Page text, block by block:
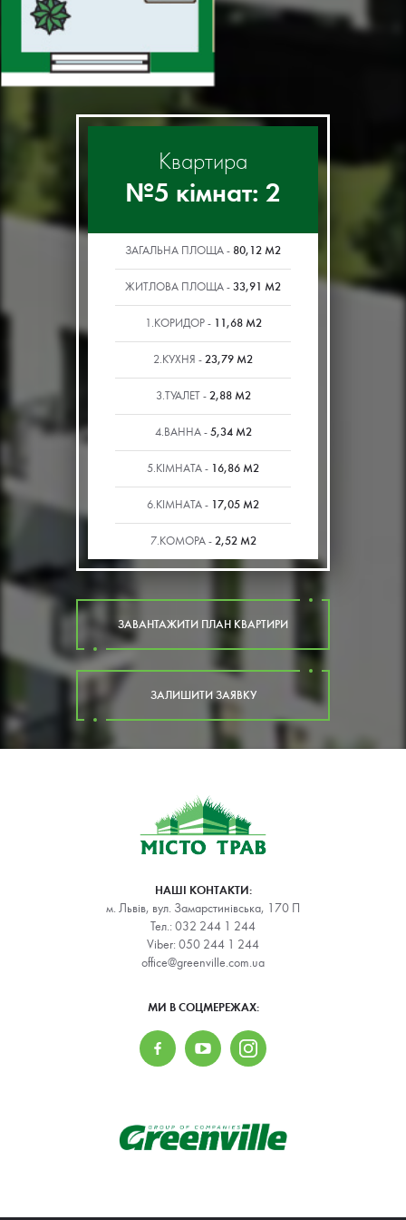
Квартира
№5 кімнат: 2
ЗАГАЛЬНА ПЛОЩА - 80,12 М2
ЖИТЛОВА ПЛОЩА - 33,91 М2
1.КОРИДОР - 11,68 М2
2.КУХНЯ - 23,79 М2
3.ТУАЛЕТ - 2,88 М2
4.ВАННА - 5,34 М2
5.КІМНАТА - 16,86 М2
6.КІМНАТА - 17,05 М2
7.КОМОРА - 2,52 М2
ЗАВАНТАЖИТИ ПЛАН КВАРТИРИ
ЗАЛИШИТИ ЗАЯВКУ
НАШІ КОНТАКТИ:
м. Львів, вул. Замарстинівська, 170 П
Тел.: 032 244 1 244
Viber: 050 244 1 244
office@greenville.com.ua
МИ В СОЦМЕРЕЖАХ: